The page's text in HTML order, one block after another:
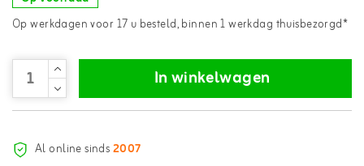
Op werkdagen voor 17 u besteld, binnen 1 werkdag thuisbezorgd*
In winkelwagen
Al online sinds2007